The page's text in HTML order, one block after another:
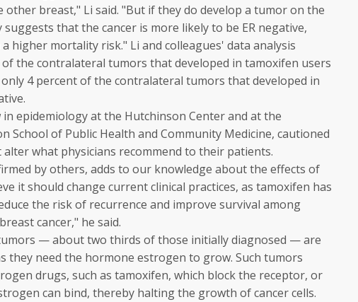
other breast," Li said. "But if they do develop a tumor on the
that the cancer is more likely to be ER negative,
higher mortality risk." Li and colleagues' data analysis
the contralateral tumors that developed in tamoxifen users
only 4 percent of the contralateral tumors that developed in
epidemiology at the Hutchinson Center and at the
School of Public Health and Community Medicine, cautioned
what physicians recommend to their patients.
by others, adds to our knowledge about the effects of
it should change current clinical practices, as tamoxifen has
the risk of recurrence and improve survival among
cancer," he said.
— about two thirds of those initially diagnosed — are
they need the hormone estrogen to grow. Such tumors
drugs, such as tamoxifen, which block the receptor, or
can bind, thereby halting the growth of cancer cells.